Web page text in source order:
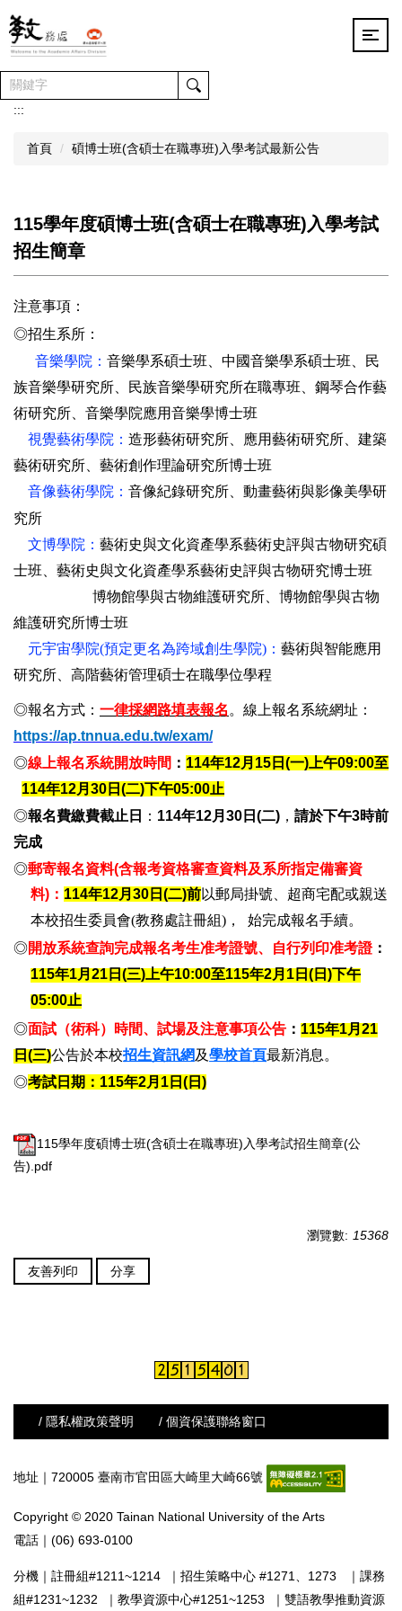
跳
到
主
要
內
容
:::
首頁 碩博士班(含碩士在職專班)入學考試最新公告
115學年度碩博士班(含碩士在職專班)入學考試
招生簡章
注意事項：
◎招生系所：
音樂學院： 音樂學系碩士班、中國音樂學系碩士班、民
族音樂學研究所、
民族音樂學研究所在職專班
鋼琴合作藝
術研究所 、音樂學院應用音樂學博士班
視覺藝術學院： 造形藝術研究所、應用藝術研究所、建築
藝術研究所、藝術創作理論研究所博士班
音像藝術學院： 音像紀錄研究所、動畫藝術與影像美學研
究所
文博學院： 藝術史與文化資產學系藝術史評與古物研究碩
士班、 藝術史與文化資產學系藝術史評與古物研究博士班
博物館學與古物維護研究所
博物館學與古物
維護研究所博士班
元宇宙學院(預定更名為跨域創生學院)： 藝術與智能應用
研究所 、高階藝術管理碩士在職學位學程
◎報名方式： 一律採網路填表報名 。線上報名系統網址：
https://ap.tnnua.edu.tw/exam/
◎線上報名系統開放時間 ： 114年12月15日(一)上午09:00至
114年12月30日(二)下午05:00止
◎報名費繳費截止日 ： 114年12月30日(二) ， 請於下午3時前
完成
◎郵寄報名資料(含報考資格審查資料及系所指定備審資
料)： 114年12月30日(二)前以郵局掛號、 超商宅配或親送
本校招生委員會(教務處註冊組)，
始完成報名手續。
◎開放系統查詢完成報名考生准考證號、自行列印准考證：
115年1月21日(三)上午10:00至115年2月1日(日)下午
05:00止
◎面試（術科）時間、試場及注意事項公告 ： 115年1月21
日(三)公告於本校招生資訊網 及學校首頁最新消息。
◎考試日期： 115年2月1日(日)
115學年度碩博士班(含碩士在職專班)入學考試招生簡章(公
告).pdf
瀏覽數: 15368
友善列印 分享
/ 隱私權政策聲明 / 個資保護聯絡窗口
地址｜720005 臺南市官田區大崎里大崎66號
Copyright © 2020 Tainan National University of the Arts
電話｜(06) 693-0100
分機｜ 註冊組#1211~1214 ｜ 招生策略中心 #1271、1273 ｜ 課務
組#1231~1232
｜ 教學資源中心#1251~1253 ｜ 雙語教學推動資源